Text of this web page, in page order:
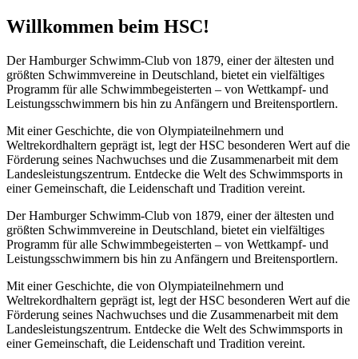
Willkommen beim HSC!
Der Hamburger Schwimm-Club von 1879, einer der ältesten und
größten Schwimmvereine in Deutschland, bietet ein vielfältiges
Programm für alle Schwimmbegeisterten – von Wettkampf- und
Leistungsschwimmern bis hin zu Anfängern und Breitensportlern.
Mit einer Geschichte, die von Olympiateilnehmern und
Weltrekordhaltern geprägt ist, legt der HSC besonderen Wert auf die
Förderung seines Nachwuchses und die Zusammenarbeit mit dem
Landesleistungszentrum. Entdecke die Welt des Schwimmsports in
einer Gemeinschaft, die Leidenschaft und Tradition vereint.
Der Hamburger Schwimm-Club von 1879, einer der ältesten und
größten Schwimmvereine in Deutschland, bietet ein vielfältiges
Programm für alle Schwimmbegeisterten – von Wettkampf- und
Leistungsschwimmern bis hin zu Anfängern und Breitensportlern.
Mit einer Geschichte, die von Olympiateilnehmern und
Weltrekordhaltern geprägt ist, legt der HSC besonderen Wert auf die
Förderung seines Nachwuchses und die Zusammenarbeit mit dem
Landesleistungszentrum. Entdecke die Welt des Schwimmsports in
einer Gemeinschaft, die Leidenschaft und Tradition vereint.